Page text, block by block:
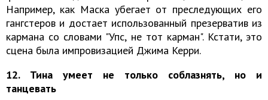
Например, как Маска убегает от преследующих его
гангстеров и достает использованный презерватив из
кармана со словами "Упс, не тот карман". Кстати, это
сцена была импровизацией Джима Керри.
12. Тина умеет не только соблазнять, но и
танцевать